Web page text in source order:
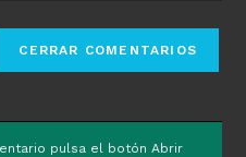
pulsa el botón Abrir